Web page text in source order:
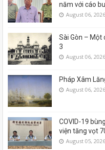
năm với cáo
August 06, 2026
Sài Gòn – Một
3
August 06, 2026
Pháp Xâm
August 06, 2026
COVID-19
viện tăng vọt
August 05, 2026